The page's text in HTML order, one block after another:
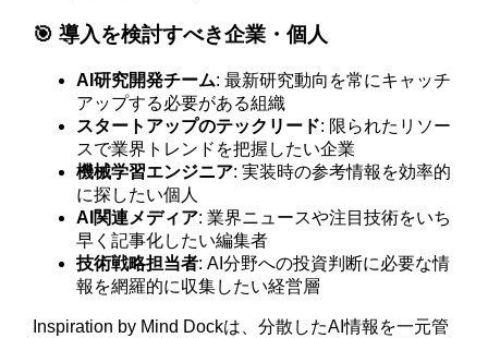
🎯 導入を検討すべき企業・個人
AI研究開発チーム: 最新研究動向を常にキャッチ
アップする必要がある組織
スタートアップのテックリード: 限られたリソー
スで業界トレンドを把握したい企業
機械学習エンジニア: 実装時の参考情報を効率的
に探したい個人
AI関連メディア: 業界ニュースや注目技術をいち
早く記事化したい編集者
技術戦略担当者: AI分野への投資判断に必要な情
報を網羅的に収集したい経営層
Inspiration by Mind Dockは、分散したAI情報を一元管